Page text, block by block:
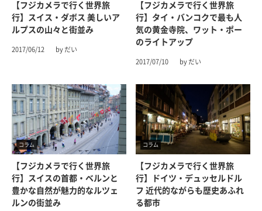
【フジカメラで行く世界旅
行】スイス・ダボス 美しいア
ルプスの山々と街並み
2017/06/12 by だい
【フジカメラで行く世界旅
行】タイ・バンコクで最も人
気の黄金寺院、ワット・ポー
のライトアップ
2017/07/10 by だい
コラム
【フジカメラで行く世界旅
行】スイスの首都・ベルンと
豊かな自然が魅力的なルツェ
ルンの街並み
コラム
【フジカメラで行く世界旅
行】ドイツ・デュッセルドル
フ 近代的ながらも歴史あふれ
る都市